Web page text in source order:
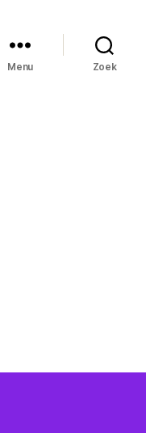
Menu Zoek